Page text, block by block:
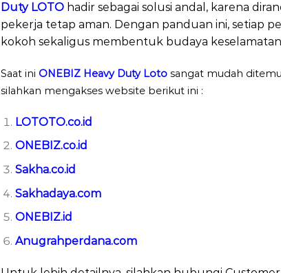
Duty LOTO hadir sebagai solusi andal, karena
pekerja tetap aman. Dengan panduan ini, setiap
kokoh sekaligus membentuk budaya
Saat ini ONEBIZ Heavy Duty Loto sangat mudah
silahkan mengakses website berikut ini :
LOTOTO.co.id
ONEBIZ.co.id
Sakha.co.id
Sakhadaya.com
ONEBIZ.id
Anugrahperdana.com